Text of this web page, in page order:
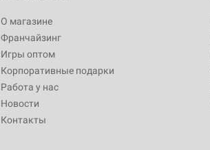
О магазине
Франчайзинг
Игры оптом
Корпоративные подарки
Работа у нас
Новости
Контакты